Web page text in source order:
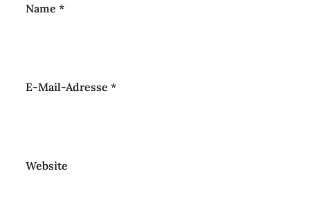
Name*
E-Mail-Adresse*
Website